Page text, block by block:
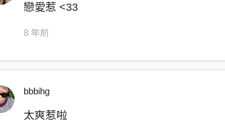
戀愛惹 <33
8 年前
bbbihg
太爽惹啦